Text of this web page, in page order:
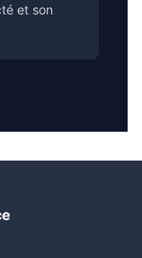
et son